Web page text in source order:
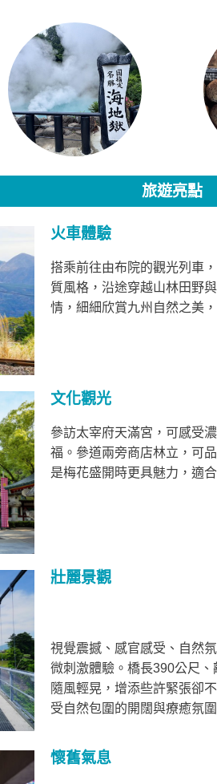
旅遊亮點
火車體驗
搭乘前往由布院的觀光列車
質風格，沿途穿越山林田野
情，細細欣賞九州自然之美
文化觀光
參訪太宰府天滿宮 ，可感受
福。參道兩旁商店林立，可
是梅花盛開時更具魅力，適
壯麗景觀
視覺震撼、感官感受、自然
微刺激體驗。橋長390公尺
隨風輕晃，增添些許緊張卻
受自然包圍的開闊與療癒氛圍
懷舊氣息